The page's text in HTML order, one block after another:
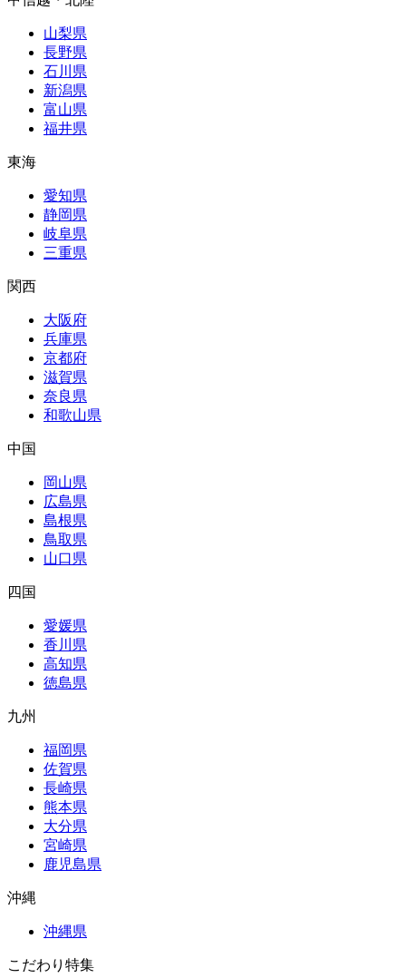
山梨県
長野県
石川県
新潟県
富山県
福井県
東海
愛知県
静岡県
岐阜県
三重県
関西
大阪府
兵庫県
京都府
滋賀県
奈良県
和歌山県
中国
岡山県
広島県
島根県
鳥取県
山口県
四国
愛媛県
香川県
高知県
徳島県
九州
福岡県
佐賀県
長崎県
熊本県
大分県
宮崎県
鹿児島県
沖縄
沖縄県
こだわり特集